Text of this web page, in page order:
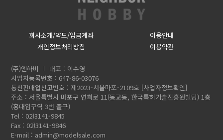
회사소개/약도/입금계좌
이용안내
개인정보처리방침
이용약관
(주)엔하비
대표 : 이수영
사업자등록번호 : 647-86-03076
통신판매업신고번호 : 제2023-서울마포-2109호 [사업자정보확인]
주소 : 서울특별시 마포구 연희로 11(동교동, 한국특허기술진흥원빌딩) 1층
(홍대입구역 3번 출구)
Tel : 02)3141-9845
Fax : 02)3141-9846
E-mail : admin@modelsale.com